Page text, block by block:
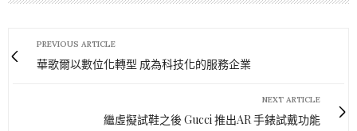
PREVIOUS ARTICLE
華歌爾以數位化轉型 成為科技化的服務企業
NEXT ARTICLE
繼虛擬試鞋之後 Gucci 推出AR 手錶試戴功能